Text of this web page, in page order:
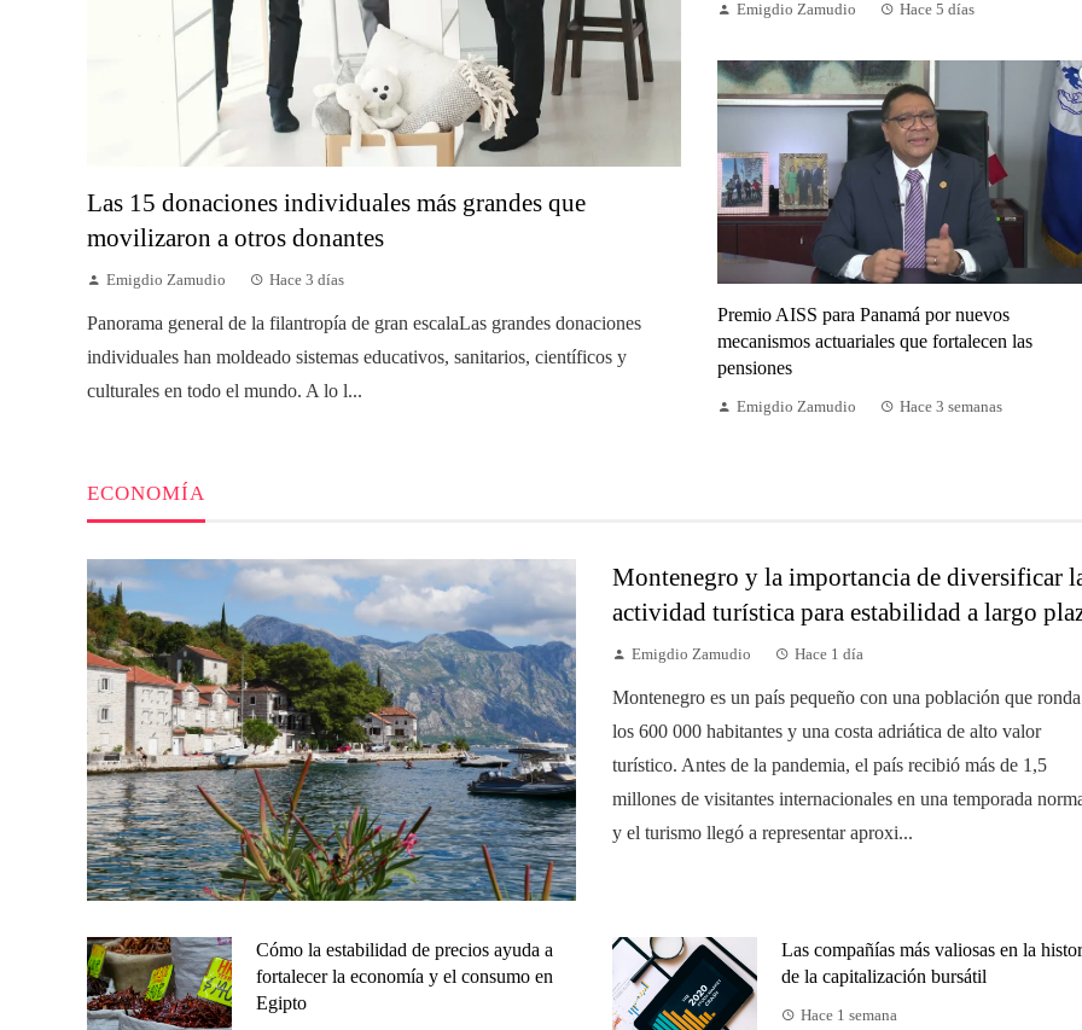
Las 15 donaciones individuales más grandes que
movilizaron a otros donantes
Emigdio Zamudio Hace 3 días
Panorama general de la filantropía de gran escalaLas grandes donaciones
individuales han moldeado sistemas educativos, sanitarios, científicos y
culturales en todo el mundo. A lo l...
Emigdio Zamudio Hace 5 días
Premio AISS para Panamá por nuevos
mecanismos actuariales que fortalecen las
pensiones
Emigdio Zamudio Hace 3 semanas
ECONOMÍA
Montenegro y la importancia de diversificar
actividad turística para estabilidad a largo
Emigdio Zamudio Hace 1 día
Montenegro es un país pequeño con una población que ronda
los 600 000 habitantes y una costa adriática de alto valor
turístico. Antes de la pandemia, el país recibió más de 1,5
millones de visitantes internacionales en una temporada
y el turismo llegó a representar aproxi...
Cómo la estabilidad de precios ayuda a
fortalecer la economía y el consumo en
Egipto
Las compañías más valiosas en la
de la capitalización bursátil
Hace 1 semana